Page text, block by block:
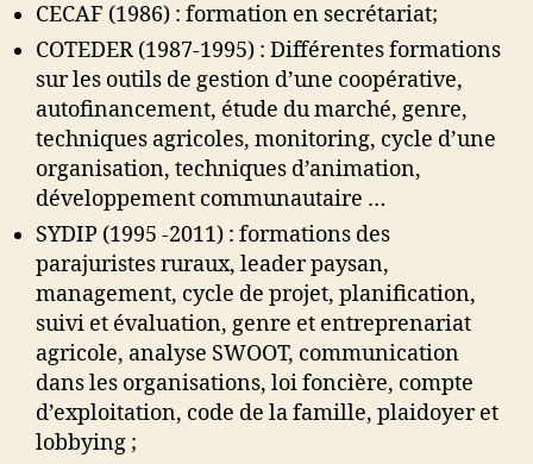
CECAF (1986) : formation en secrétariat;
COTEDER (1987-1995) : Différentes formations
sur les outils de gestion d’une coopérative,
autofinancement, étude du marché, genre,
techniques agricoles, monitoring, cycle d’une
organisation, techniques d’animation,
développement communautaire …
SYDIP (1995 -2011) : formations des
parajuristes ruraux, leader paysan,
management, cycle de projet, planification,
suivi et évaluation, genre et entreprenariat
agricole, analyse SWOOT, communication
dans les organisations, loi foncière, compte
d’exploitation, code de la famille, plaidoyer et
lobbying ;